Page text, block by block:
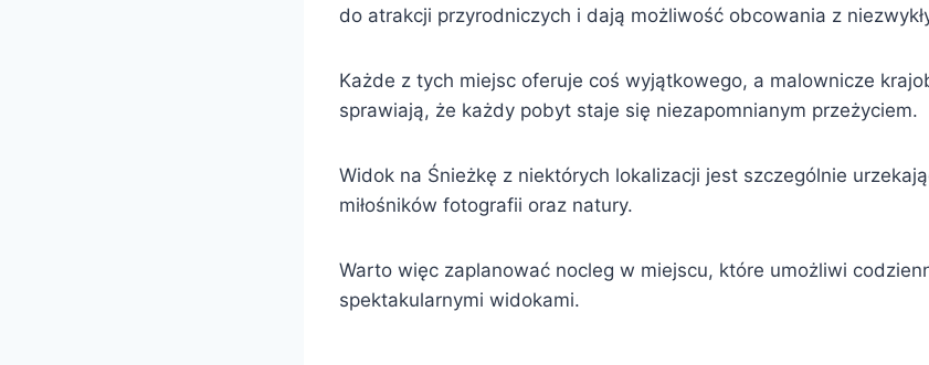
do atrakcji przyrodniczych i dają możliwość obcowania z
Każde z tych miejsc oferuje coś wyjątkowego, a malownicze
sprawiają, że każdy pobyt staje się niezapomnianym przeżyciem.
Widok na Śnieżkę z niektórych lokalizacji jest szczególnie
miłośników fotografii oraz natury.
Warto więc zaplanować nocleg w miejscu, które umożliwi
spektakularnymi widokami.